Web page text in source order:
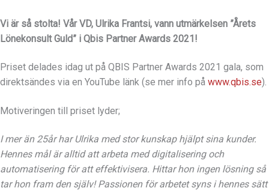
a
g
r
a
m
e
d
i
n
Vi är så stolta! Vår VD, Ulrika Frantsi, vann utmärkelsen ”Årets
Lönekonsult Guld” i Qbis Partner Awards 2021!
Priset delades idag ut på QBIS Partner Awards 2021 gala, som
direktsändes via en YouTube länk (se mer info på www.qbis.se).
Motiveringen till priset lyder;
I mer än 25år har Ulrika med stor kunskap hjälpt sina kunder.
Hennes mål är alltid att arbeta med digitalisering och
automatisering för att effektivisera. Hittar hon ingen lösning så
tar hon fram den själv! Passionen för arbetet syns i hennes sätt